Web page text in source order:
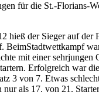
für die St.-Florians-
hieß der Sieger auf der
BeimStadtwettkampf
mit einer sehrjungen
Erfolgreich war
3 von 7. Etwas
als 17. von 21.